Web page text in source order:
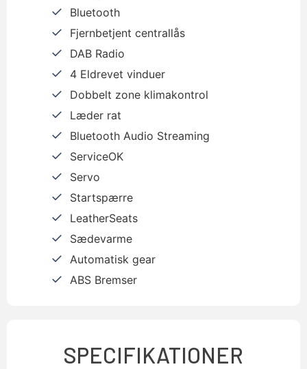
Bluetooth
Fjernbetjent centrallås
DAB Radio
4 Eldrevet vinduer
Dobbelt zone klimakontrol
Læder rat
Bluetooth Audio Streaming
ServiceOK
Servo
Startspærre
LeatherSeats
Sædevarme
Automatisk gear
ABS Bremser
SPECIFIKATIONER